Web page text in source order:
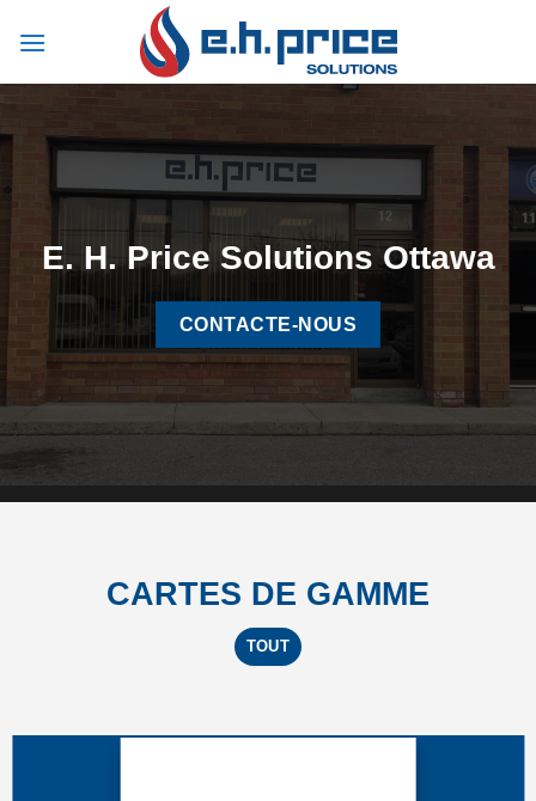
E. H. Price Solutions Ottawa
CONTACTE-NOUS
CARTES DE GAMME
TOUT